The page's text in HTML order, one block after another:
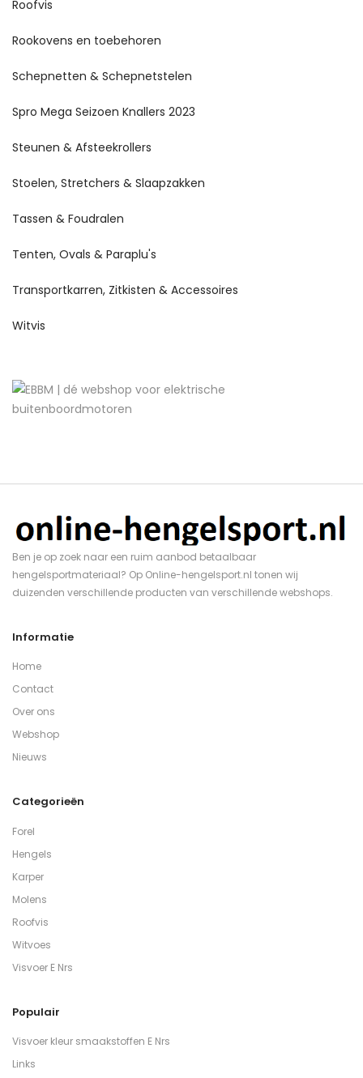
Roofvis
Rookovens en toebehoren
Schepnetten & Schepnetstelen
Spro Mega Seizoen Knallers 2023
Steunen & Afsteekrollers
Stoelen, Stretchers & Slaapzakken
Tassen & Foudralen
Tenten, Ovals & Paraplu's
Transportkarren, Zitkisten & Accessoires
Witvis
Ben je op zoek naar een ruim aanbod betaalbaar
hengelsportmateriaal? Op Online-hengelsport.nl tonen wij
duizenden verschillende producten van verschillende webshops.
Informatie
Home
Contact
Over ons
Webshop
Nieuws
Categorieën
Forel
Hengels
Karper
Molens
Roofvis
Witvoes
Visvoer E Nrs
Populair
Visvoer kleur smaakstoffen E Nrs
Links